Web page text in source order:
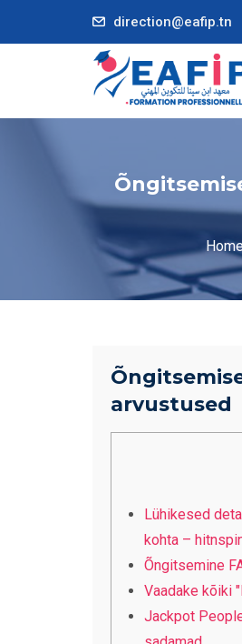
direction@eafip.tn
arvustused
Lühikesed
kohta –
Õngitsemine
Vaadake kõiki
Jackpot